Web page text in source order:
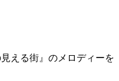
える街』のメロディーを